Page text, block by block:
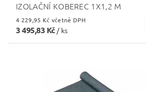
IZOLAČNÍ KOBEREC 1X1,2 M
4 229,95 Kč včetně DPH
3 495,83 Kč/ ks